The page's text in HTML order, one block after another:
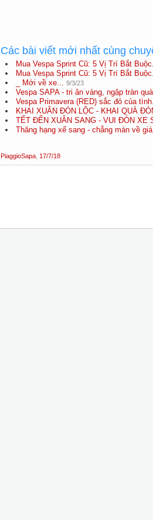
Các bài viết mới nhất cùng
Mua Vespa Sprint Cũ: 5 Vị Trí Bắt
Mua Vespa Sprint Cũ: 5 Vị Trí Bắt
_ Mới về xe... 9/3/23
Vespa SAPA - tri ân vàng, ngập tràn
Vespa Primavera (RED) sắc đỏ của
KHAI XUÂN ĐÓN LỘC - KHAI QUÀ
TẾT ĐẾN XUÂN SANG - VUI ĐÓN XE
Thăng hạng xế sang - chẳng màn về
PiaggioSapa 17/7/18